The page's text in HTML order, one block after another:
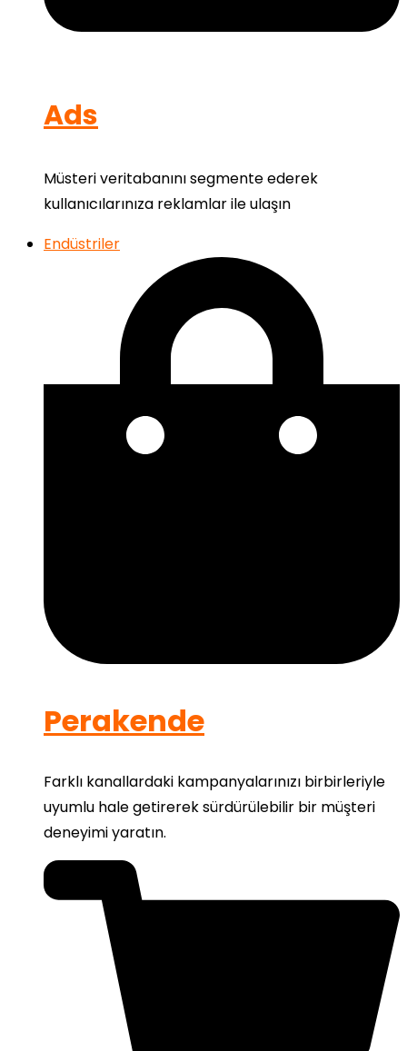
Ads
Müsteri veritabanını segmente ederek
kullanıcılarınıza reklamlar ile ulaşın
Endüstriler
Perakende
Farklı kanallardaki kampanyalarınızı birbirleriyle
uyumlu hale getirerek sürdürülebilir bir müşteri
deneyimi yaratın.